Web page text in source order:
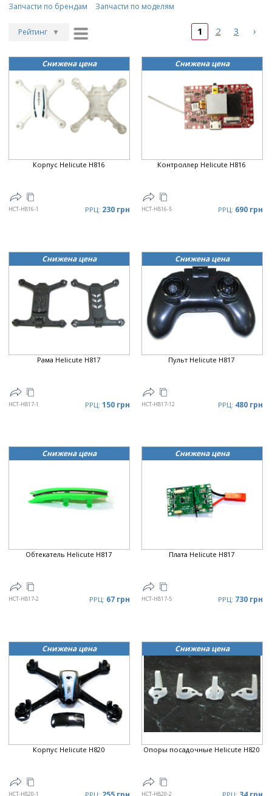
Запчасти по брендам Запчасти по моделям
Рейтинг ▼
Дата ▲
Дата
▼
Цена
▲
Цена
1 2 3 ›
Снижена цена
Корпус Helicute H816
HCT-H816-1 РРЦ: 230 грн
Снижена цена
Контроллер Helicute H816
HCT-H816-5 РРЦ: 690 грн
Снижена цена
Рама Helicute H817
HCT-H817-1 РРЦ: 150 грн
Снижена цена
Пульт Helicute H817
HCT-H817-12 РРЦ: 480 грн
Снижена цена
Обтекатель Helicute H817
HCT-H817-2 РРЦ: 67 грн
Снижена цена
Плата Helicute H817
HCT-H817-5 РРЦ: 730 грн
Снижена цена
Корпус Helicute H820
HCT-H820-1
Снижена цена
Опоры посадочные Helicute H820
HCT-H820-2